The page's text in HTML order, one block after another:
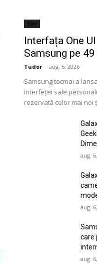
Stiri
Interfața One
Samsung pe
Tudor - aug. 6, 2026
Samsung tocmai a
interfeței sale
rezervată celor mai noi
aug.
aug.
care
aug.